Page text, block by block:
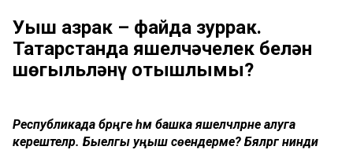
Уңыш азрак – файда зуррак.
Татарстанда яшелчәчелек белән
шөгыльләнү отышлымы?
Республикада бәрәңге һәм башка яшелчәләрне алуга
керештеләр. Быелгы уңыш сөендерәме? Бәяләргә нинди